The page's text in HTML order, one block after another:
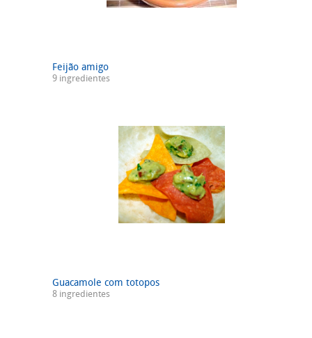
Feijão amigo
9 ingredientes
Guacamole com totopos
8 ingredientes